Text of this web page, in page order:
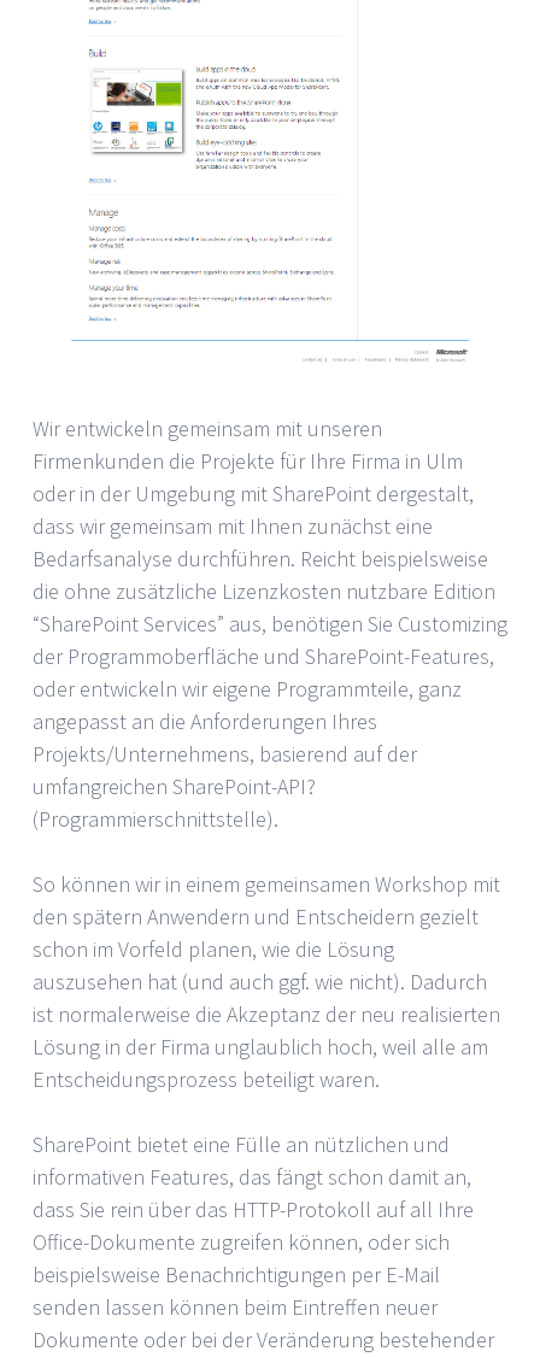
Wir entwickeln gemeinsam mit unseren
Firmenkunden die Projekte für Ihre Firma in Ulm
oder in der Umgebung mit SharePoint dergestalt,
dass wir gemeinsam mit Ihnen zunächst eine
Bedarfsanalyse durchführen. Reicht beispielsweise
die ohne zusätzliche Lizenzkosten nutzbare Edition
“SharePoint Services” aus, benötigen Sie Customizing
der Programmoberfläche und SharePoint-Features,
oder entwickeln wir eigene Programmteile, ganz
angepasst an die Anforderungen Ihres
Projekts/Unternehmens, basierend auf der
umfangreichen SharePoint-API?
(Programmierschnittstelle).
So können wir in einem gemeinsamen Workshop mit
den spätern Anwendern und Entscheidern gezielt
schon im Vorfeld planen, wie die Lösung
auszusehen hat (und auch ggf. wie nicht). Dadurch
ist normalerweise die Akzeptanz der neu realisierten
Lösung in der Firma unglaublich hoch, weil alle am
Entscheidungsprozess beteiligt waren.
SharePoint bietet eine Fülle an nützlichen und
informativen Features, das fängt schon damit an,
dass Sie rein über das HTTP-Protokoll auf all Ihre
Office-Dokumente zugreifen können, oder sich
beispielsweise Benachrichtigungen per E-Mail
senden lassen können beim Eintreffen neuer
Dokumente oder bei der Veränderung bestehender